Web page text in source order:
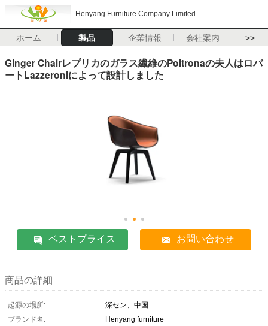
Henyang Furniture Company Limited
ホーム 製品 企業情報 会社案内 >>
Ginger Chairレプリカのガラス繊維のPoltronaの夫人はロバ
ートLazzeroniによって設計しました
ベストプライス お問い合わせ
商品の詳細
起源の場所:
深セン、中国
ブランド名:
Henyang furniture